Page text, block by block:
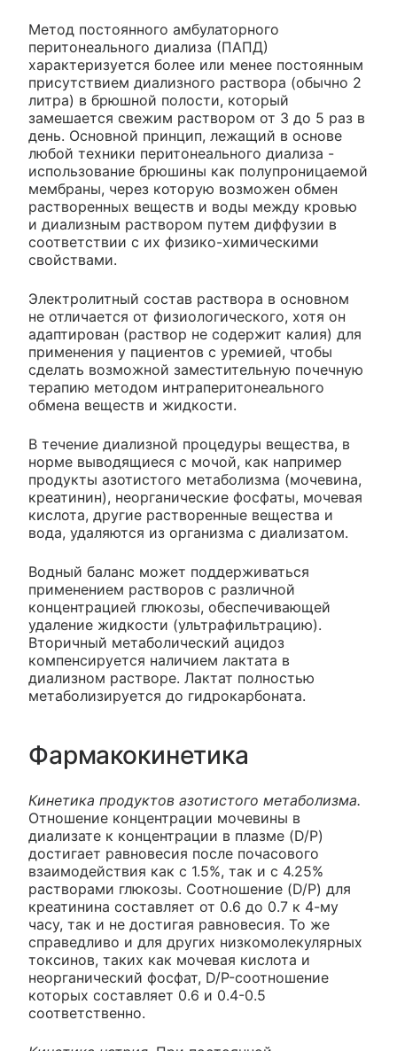
Метод постоянного амбулаторного
перитонеального диализа (ПАПД)
характеризуется более или менее постоянным
присутствием диализного раствора (обычно 2
литра) в брюшной полости, который
замешается свежим раствором от 3 до 5 раз в
день. Основной принцип, лежащий в основе
любой техники перитонеального диализа -
использование брюшины как полупроницаемой
мембраны, через которую возможен обмен
растворенных веществ и воды между кровью
и диализным раствором путем диффузии в
соответствии с их физико-химическими
свойствами.
Электролитный состав раствора в основном
не отличается от физиологического, хотя он
адаптирован (раствор не содержит калия) для
применения у пациентов с уремией, чтобы
сделать возможной заместительную почечную
терапию методом интраперитонеального
обмена веществ и жидкости.
В течение диализной процедуры вещества, в
норме выводящиеся с мочой, как например
продукты азотистого метаболизма (мочевина,
креатинин), неорганические фосфаты, мочевая
кислота, другие растворенные вещества и
вода, удаляются из организма с диализатом.
Водный баланс может поддерживаться
применением растворов с различной
концентрацией глюкозы, обеспечивающей
удаление жидкости (ультрафильтрацию).
Вторичный метаболический ацидоз
компенсируется наличием лактата в
диализном растворе. Лактат полностью
метаболизируется до гидрокарбоната.
Фармакокинетика
Кинетика продуктов азотистого метаболизма.
Отношение концентрации мочевины в
диализате к концентрации в плазме (D/P)
достигает равновесия после почасового
взаимодействия как с 1.5%, так и с 4.25%
растворами глюкозы. Соотношение (D/P) для
креатинина составляет от 0.6 до 0.7 к 4-му
часу, так и не достигая равновесия. То же
справедливо и для других низкомолекулярных
токсинов, таких как мочевая кислота и
неорганический фосфат, D/P-соотношение
которых составляет 0.6 и 0.4-0.5
соответственно.